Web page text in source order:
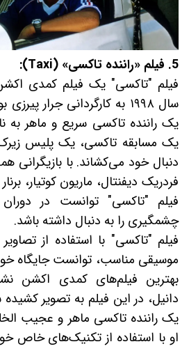
5. فیلم «راننده تاکسی» (Taxi):
فیلم "تاکسی" یک فیلم کمدی
سال ۱۹۹۸ به کارگردانی جرار
یک راننده تاکسی سریع و ماهر به
یک مسابقه تاکسی، یک پلیس زیرک
دنبال خود می‌کشاند. با بازیگرانی
فردریک دیفنتال، ماریون کوتیار،
فیلم "تاکسی" توانست در
چشمگیری را به دنبال داشته باشد.
فیلم "تاکسی" با استفاده از تصاویر
موسیقی مناسب، توانست جایگاه
بهترین فیلم‌های کمدی اکشن
دانیل، در این فیلم به تصویر
یک راننده تاکسی ماهر و عجیب
او با استفاده از تکنیک‌های خاص